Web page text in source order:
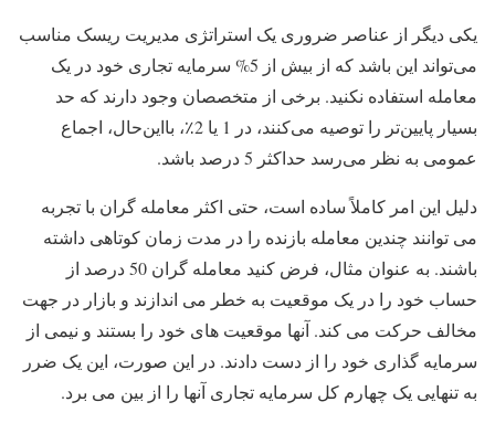
یکی دیگر از عناصر ضروری یک استراتژی مدیریت ریسک مناسب
می‌تواند این باشد که از بیش از 5% سرمایه تجاری خود در یک
معامله استفاده نکنید. برخی از متخصصان وجود دارند که حد
بسیار پایین‌تر را توصیه می‌کنند، در 1 یا 2٪، بااین‌حال، اجماع
عمومی به نظر می‌رسد حداکثر 5 درصد باشد.
دلیل این امر کاملاً ساده است، حتی اکثر معامله گران با تجربه
می توانند چندین معامله بازنده را در مدت زمان کوتاهی داشته
باشند. به عنوان مثال، فرض کنید معامله گران 50 درصد از
حساب خود را در یک موقعیت به خطر می اندازند و بازار در جهت
مخالف حرکت می کند. آنها موقعیت های خود را بستند و نیمی از
سرمایه گذاری خود را از دست دادند. در این صورت، این یک ضرر
به تنهایی یک چهارم کل سرمایه تجاری آنها را از بین می برد.